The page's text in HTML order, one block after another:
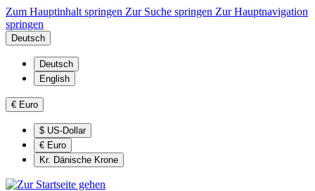
Zum Hauptinhalt springen Zur Suche springen Zur Hauptnavigation
springen
Deutsch
Deutsch
English
€ Euro
$ US-Dollar
€ Euro
Kr. Dänische Krone